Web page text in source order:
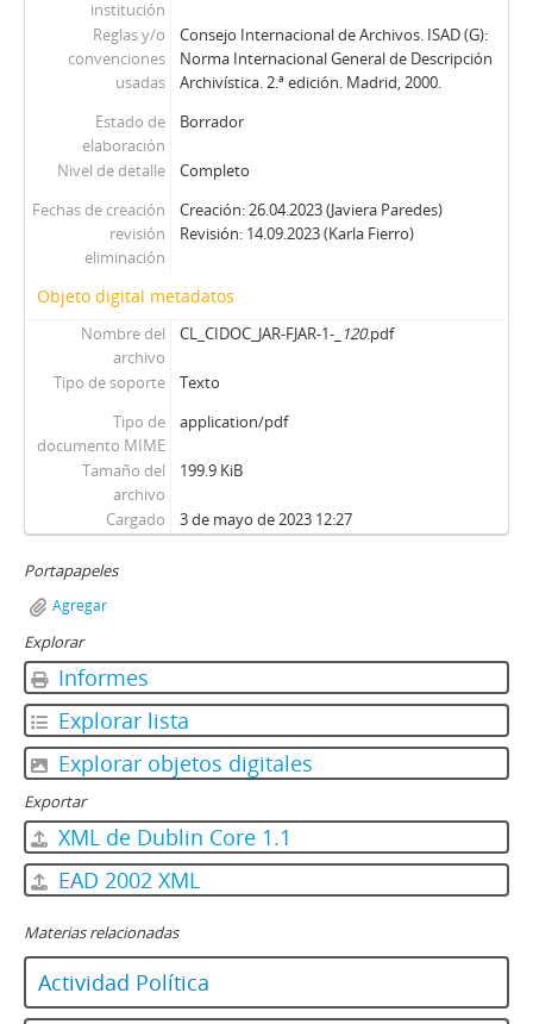
institución
Reglas y/o
convenciones
usadas
Consejo Internacional de Archivos. ISAD (G):
Norma Internacional General de Descripción
Archivística. 2.ª edición. Madrid, 2000.
Estado de
elaboración
Borrador
Nivel de detalle
Completo
Fechas de creación
revisión
eliminación
Creación: 26.04.2023 (Javiera Paredes)
Revisión: 14.09.2023 (Karla Fierro)
Objeto digital metadatos
Nombre del
archivo
CL_CIDOC_JAR-FJAR-1-_ 120.pdf
Tipo de soporte
Texto
Tipo de
documento MIME
application/pdf
Tamaño del
archivo
199.9 KiB
Cargado 3 de mayo de 2023 12:27
Portapapeles
Agregar
Explorar
Informes
Explorar lista
Explorar objetos digitales
Exportar
XML de Dublin Core 1.1
EAD 2002 XML
Materias relacionadas
Actividad Política